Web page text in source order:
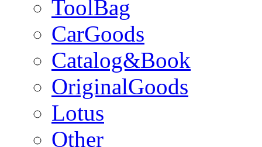
ToolBag
CarGoods
Catalog&Book
OriginalGoods
Lotus
Other